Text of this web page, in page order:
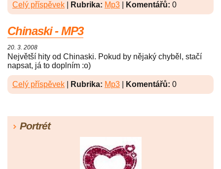
Celý příspěvek Rubrika: Mp3 Komentářů: 0
Chinaski - MP3
20. 3. 2008
Největší hity od Chinaski. Pokud by nějaký chyběl, stačí
napsat, já to doplním :o)
Celý příspěvek Rubrika: Mp3 Komentářů: 0
Portrét